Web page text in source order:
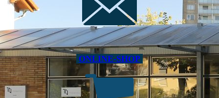
ONLINE-SHOP